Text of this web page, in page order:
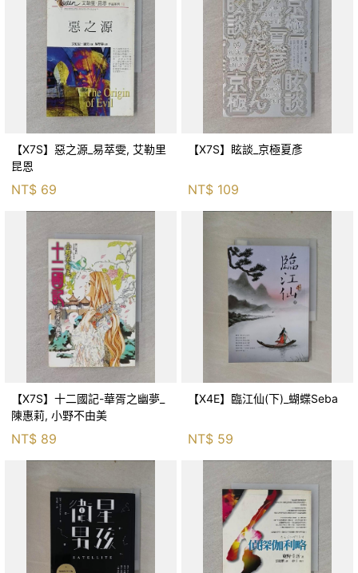
【X7S】惡之源_易萃雯, 艾勒里
昆恩
NT$ 69
【X7S】眩談_京極夏彥
NT$ 109
【X7S】十二國記-華胥之幽夢_
陳惠莉, 小野不由美
NT$ 89
【X4E】臨江仙(下)_蝴蝶Seba
NT$ 59